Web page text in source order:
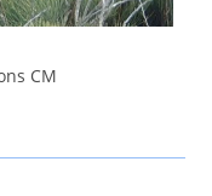
CM